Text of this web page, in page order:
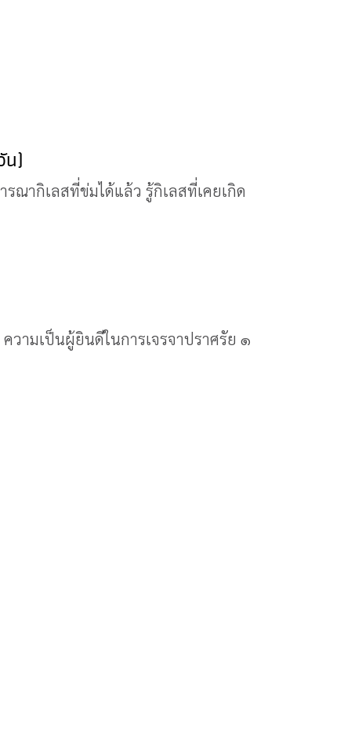
น)
ณากิเลสที่ข่มได้แล้ว รู้กิเลสที่เคยเกิด
ามเป็นผู้ยินดีในการเจรจาปราศรัย ๑